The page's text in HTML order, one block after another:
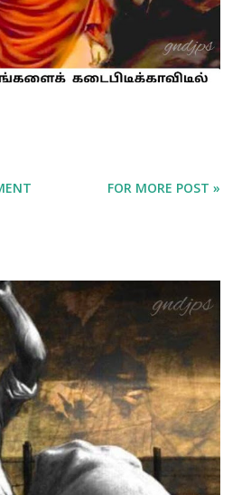
அடியேனுக்கும்
கௌரவிந்த காந்தி நிந்தி சித்ர
FOR MORE POST »